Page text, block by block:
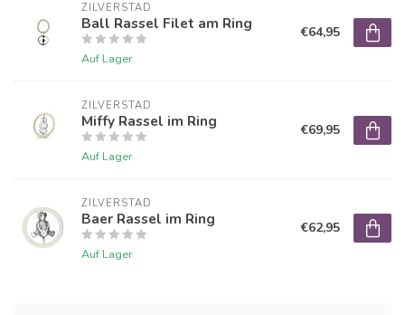
ZILVERSTAD
Ball Rassel Filet am Ring
Auf Lager
€64,95
ZILVERSTAD
Miffy Rassel im Ring
Auf Lager
€69,95
ZILVERSTAD
Baer Rassel im Ring
Auf Lager
€62,95